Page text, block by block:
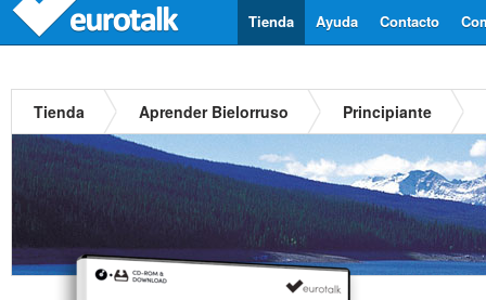
Contacto
Ayuda
Tienda
Tienda Aprender Bielorruso Principiante